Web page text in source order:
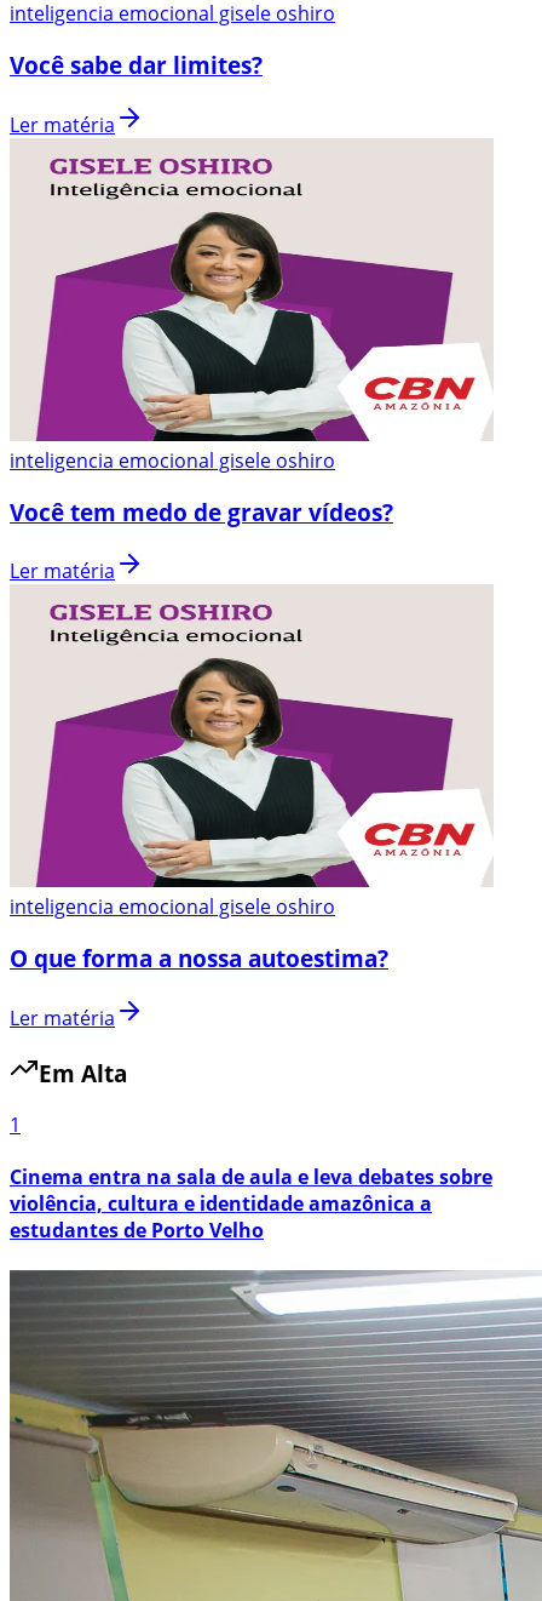
inteligencia emocional gisele oshiro
Você sabe dar limites?
Ler matéria
inteligencia emocional gisele oshiro
Você tem medo de gravar vídeos?
Ler matéria
inteligencia emocional gisele oshiro
O que forma a nossa autoestima?
Ler matéria
Em Alta
1
Cinema entra na sala de aula e leva debates sobre
violência, cultura e identidade amazônica a
estudantes de Porto Velho